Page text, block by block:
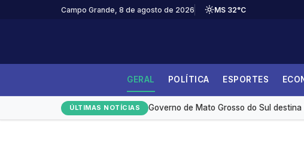
Campo Grande, 8 de agosto de 2026 MS 32°C
GERAL POLÍTICA ESPORTES
ÚLTIMAS NOTÍCIAS
Desmatamento na Amazônia cai
Governo de Mato Grosso do Sul